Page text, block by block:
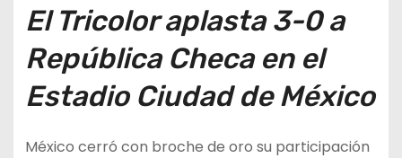
El Tricolor aplasta 3-0 a
República Checa en el
Estadio Ciudad de México
México cerró con broche de oro su participación